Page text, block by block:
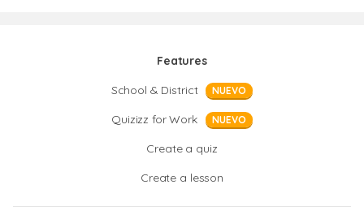
Features
School & District
NUEVO
Quizizz for Work NUEVO
Create a quiz
Create a lesson